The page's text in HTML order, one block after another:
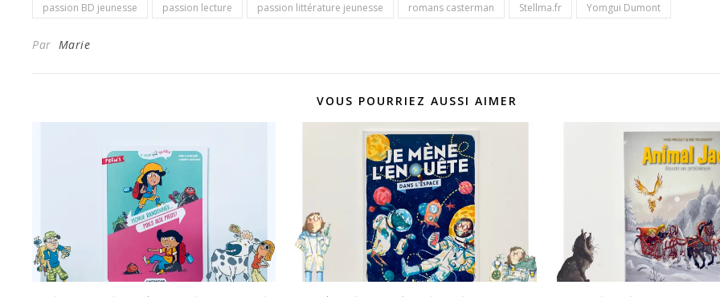
passion BD jeunesse
passion lecture passion littérature jeunesse romans casterman Stellma.fr Yomgui Dumont
Par Marie
VOUS POURRIEZ AUSSI AIMER